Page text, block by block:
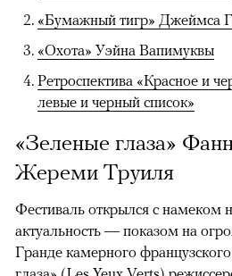
«Бумажный тигр» Джеймса
«Охота» Уэйна Вапимуквы
Ретроспектива «Красное и
левые и черный список»
«Зеленые глаза»
Жереми Труиля
Фестиваль открылся с намеком
актуальность — показом на
Гранде камерного